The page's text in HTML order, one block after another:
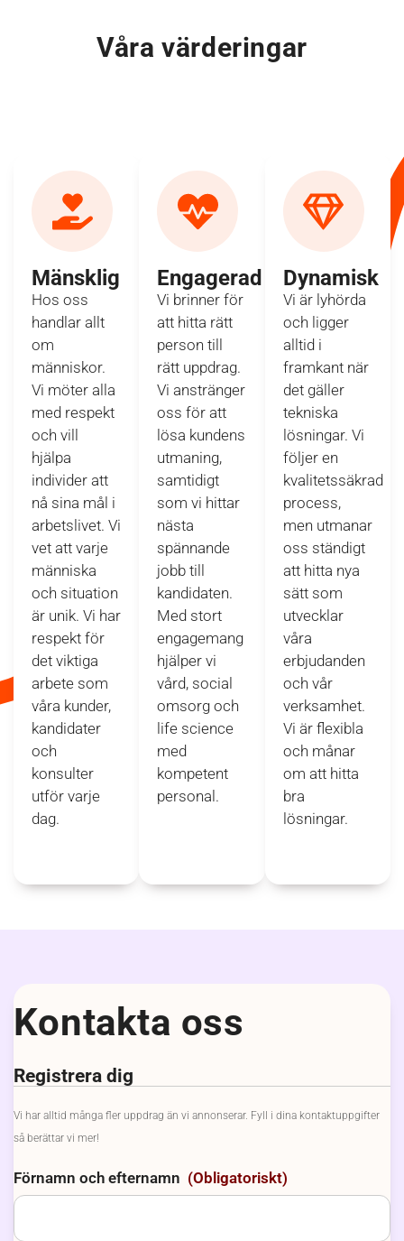
Våra värderingar
Mänsklig
Hos oss
handlar allt
om
människor.
Vi möter alla
med respekt
och vill
hjälpa
individer att
nå sina mål i
arbetslivet. Vi
vet att varje
människa
och situation
är unik. Vi har
respekt för
det viktiga
arbete som
våra kunder,
kandidater
och
konsulter
utför varje
dag.
Engagerad
Vi brinner för
att hitta rätt
person till
rätt uppdrag.
Vi anstränger
oss för att
lösa kundens
utmaning,
samtidigt
som vi hittar
nästa
spännande
jobb till
kandidaten.
Med stort
engagemang
hjälper vi
vård, social
omsorg och
life science
med
kompetent
personal.
Dynamisk
Vi är lyhörda
och ligger
alltid i
framkant när
det gäller
tekniska
lösningar. Vi
följer en
kvalitetssäkrad
process,
men utmanar
oss ständigt
att hitta nya
sätt som
utvecklar
våra
erbjudanden
och vår
verksamhet.
Vi är flexibla
och månar
om att hitta
bra
lösningar.
Kontakta oss
Registrera dig
Vi har alltid många fler uppdrag än vi annonserar. Fyll i dina kontaktuppgifter
så berättar vi mer!
Förnamn och efternamn (Obligatoriskt)